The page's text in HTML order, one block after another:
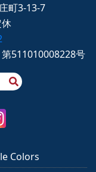
町3-13-7
511010008228号
Colors